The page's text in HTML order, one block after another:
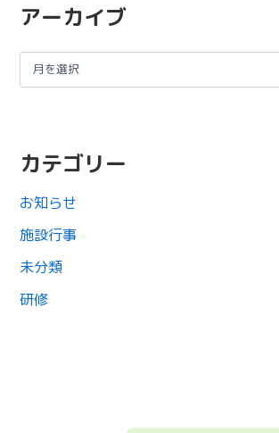
アーカイブ
カテゴリー
お知らせ
施設行事
未分類
研修